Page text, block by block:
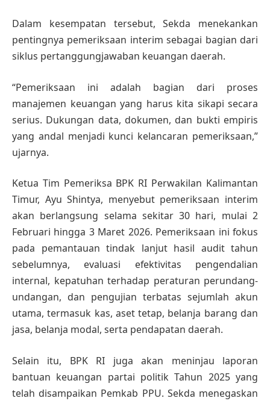
Dalam kesempatan tersebut, Sekda menekankan
pentingnya pemeriksaan interim sebagai bagian dari
siklus pertanggungjawaban keuangan daerah.
“Pemeriksaan ini adalah bagian dari proses
manajemen keuangan yang harus kita sikapi secara
serius. Dukungan data, dokumen, dan bukti empiris
yang andal menjadi kunci kelancaran pemeriksaan,”
ujarnya.
Ketua Tim Pemeriksa BPK RI Perwakilan Kalimantan
Timur, Ayu Shintya, menyebut pemeriksaan interim
akan berlangsung selama sekitar 30 hari, mulai 2
Februari hingga 3 Maret 2026. Pemeriksaan ini fokus
pada pemantauan tindak lanjut hasil audit tahun
sebelumnya, evaluasi efektivitas pengendalian
internal, kepatuhan terhadap peraturan perundang-
undangan, dan pengujian terbatas sejumlah akun
utama, termasuk kas, aset tetap, belanja barang dan
jasa, belanja modal, serta pendapatan daerah.
Selain itu, BPK RI juga akan meninjau laporan
bantuan keuangan partai politik Tahun 2025 yang
telah disampaikan Pemkab PPU. Sekda menegaskan